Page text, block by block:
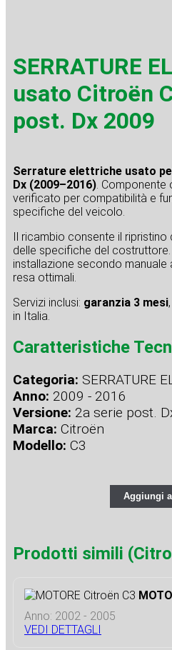
SERRATURE
usato Citroën
post. Dx 2009
Serrature elettriche usato
Dx (2009–2016). Componente
verificato per compatibilità e
specifiche del veicolo.
Il ricambio consente il
delle specifiche del
installazione secondo
resa ottimali.
Servizi inclusi: garanzia 3 mesi
in Italia.
Caratteristiche
Categoria: SERRATURE
Anno: 2009 - 2016
Versione: 2a serie post.
Marca: Citroën
Modello: C3
Aggiungi
Prodotti simili
Anno: 2002 - 2005
VEDI DETTAGLI